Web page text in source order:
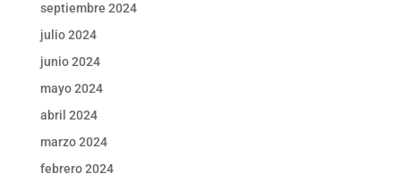
septiembre 2024
julio 2024
junio 2024
mayo 2024
abril 2024
marzo 2024
febrero 2024